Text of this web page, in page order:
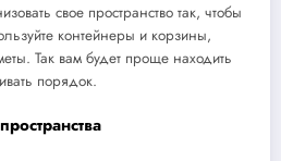
свое пространство так, чтобы
контейнеры и корзины,
Так вам будет проще находить
порядок.